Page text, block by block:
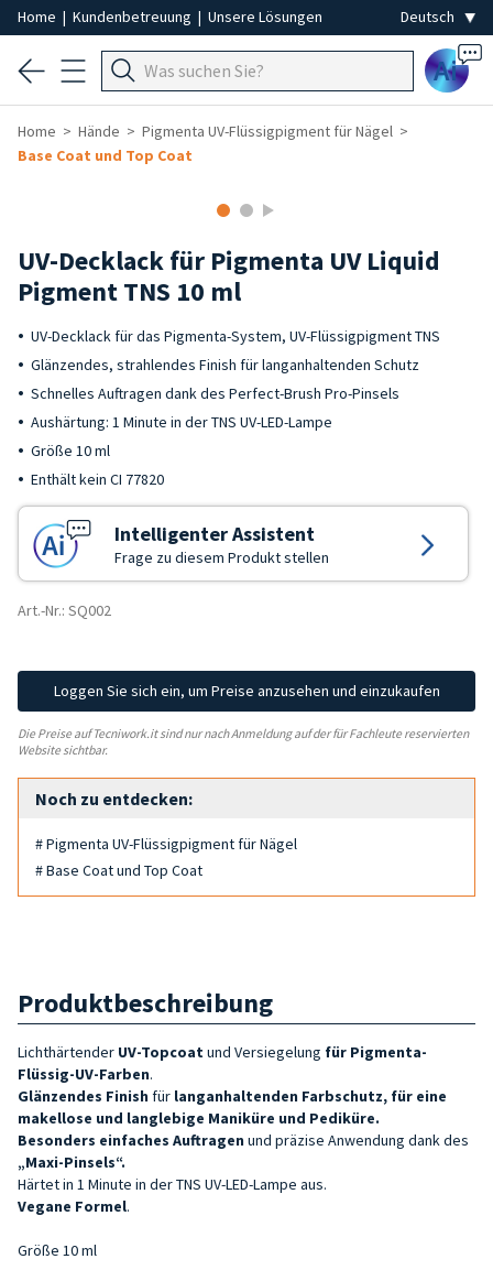
Home | Kundenbetreuung | Unsere Lösungen
Ai
Home Hände
Pigmenta UV-Flüssigpigment für Nägel
Base Coat und Top Coat
UV-Decklack für Pigmenta UV Liquid
Pigment TNS 10 ml
UV-Decklack für das Pigmenta-System, UV-Flüssigpigment TNS
Glänzendes, strahlendes Finish für langanhaltenden Schutz
Schnelles Auftragen dank des Perfect-Brush Pro-Pinsels
Aushärtung: 1 Minute in der TNS UV-LED-Lampe
Größe 10 ml
Enthält kein CI 77820
Intelligenter Assistent
Frage zu diesem Produkt stellen
Art.-Nr.: SQ002
Loggen Sie sich ein, um Preise anzusehen und einzukaufen
Die Preise auf Tecniwork.it sind nur nach Anmeldung auf der für Fachleute reservierten
Website sichtbar.
Noch zu entdecken:
# Pigmenta UV-Flüssigpigment für Nägel
# Base Coat und Top Coat
Produktbeschreibung
Lichthärtender UV-Topcoat und Versiegelung für Pigmenta-
Flüssig-UV-Farben.
Glänzendes Finish für langanhaltenden Farbschutz, für eine
makellose und langlebige Maniküre und Pediküre.
Besonders einfaches Auftragen und präzise Anwendung dank des
„Maxi-Pinsels“.
Härtet in 1 Minute in der TNS UV-LED-Lampe aus.
Vegane Formel.
Größe 10 ml